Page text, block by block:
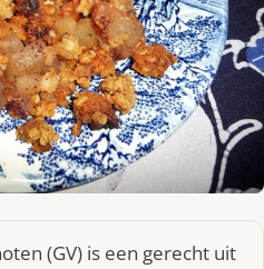
(GV) is een gerecht uit